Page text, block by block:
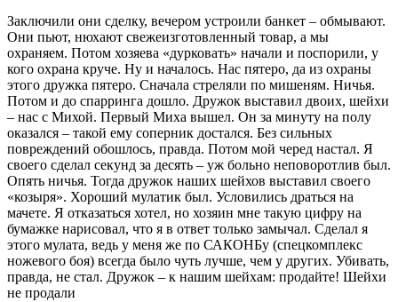
Заключили они сделку, вечером устроили банкет – обмывают.
Они пьют, нюхают свежеизготовленный товар, а мы
охраняем. Потом хозяева «дурковать» начали и поспорили, у
кого охрана круче. Ну и началось. Нас пятеро, да из охраны
этого дружка пятеро. Сначала стреляли по мишеням. Ничья.
Потом и до спарринга дошло. Дружок выставил двоих, шейхи
– нас с Михой. Первый Миха вышел. Он за минуту на полу
оказался – такой ему соперник достался. Без сильных
повреждений обошлось, правда. Потом мой черед настал. Я
своего сделал секунд за десять – уж больно неповоротлив был.
Опять ничья. Тогда дружок наших шейхов выставил своего
«козыря». Хороший мулатик был. Условились драться на
мачете. Я отказаться хотел, но хозяин мне такую цифру на
бумажке нарисовал, что я в ответ только замычал. Сделал я
этого мулата, ведь у меня же по САКОНБу (спецкомплекс
ножевого боя) всегда было чуть лучше, чем у других. Убивать,
правда, не стал. Дружок – к нашим шейхам: продайте! Шейхи
не продали